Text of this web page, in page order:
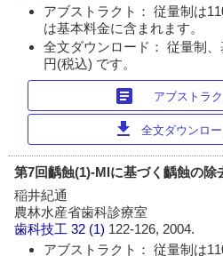
アブストラクト： 従量制は
は基本料金に含まれます。
全文ダウンロード： 従量制
円(税込) です。
article アブストラ
download 全文ダウンロ
第7回齲蝕(1)-MIに基づく齲蝕の除
稲井紀通
農林水産省歯科診療室
歯科技工 32 (1) 122-126, 2004.
アブストラクト： 従量制は